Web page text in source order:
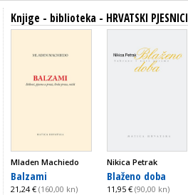
Knjige - biblioteka - HRVATSKI PJESNICI
Mladen Machiedo
Balzami
21,24 € (160,00 kn)
Nikica Petrak
Blaženo doba
11,95 € (90,00 kn)